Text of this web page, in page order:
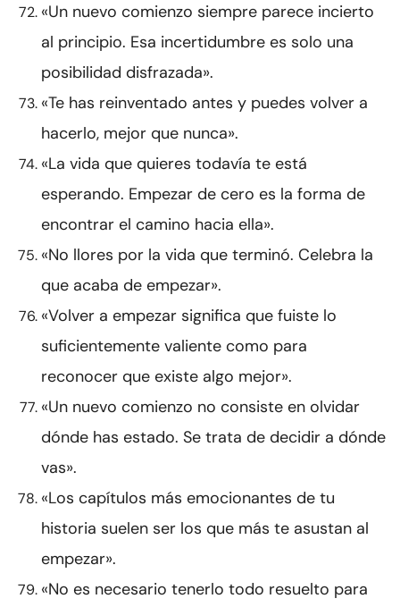
«Un nuevo comienzo siempre parece incierto
al principio. Esa incertidumbre es solo una
posibilidad disfrazada».
«Te has reinventado antes y puedes volver a
hacerlo, mejor que nunca».
«La vida que quieres todavía te está
esperando. Empezar de cero es la forma de
encontrar el camino hacia ella».
«No llores por la vida que terminó. Celebra la
que acaba de empezar».
«Volver a empezar significa que fuiste lo
suficientemente valiente como para
reconocer que existe algo mejor».
«Un nuevo comienzo no consiste en olvidar
dónde has estado. Se trata de decidir a dónde
vas».
«Los capítulos más emocionantes de tu
historia suelen ser los que más te asustan al
empezar».
«No es necesario tenerlo todo resuelto para